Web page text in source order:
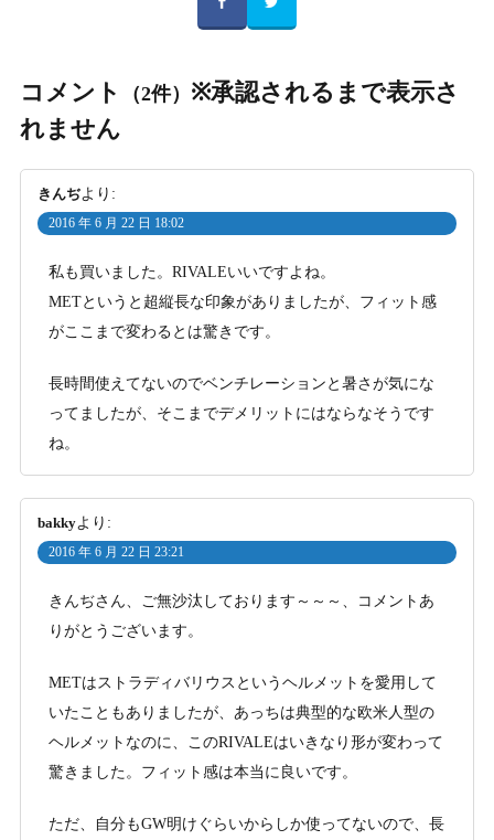
コメント （2件） ※承認されるまで表示さ
れません
きんぢより:
2016 年 6 月 22 日 18:02
私も買いました。RIVALEいいですよね。
METというと超縦長な印象がありましたが、フィット感
がここまで変わるとは驚きです。
長時間使えてないのでベンチレーションと暑さが気にな
ってましたが、そこまでデメリットにはならなそうです
ね。
bakkyより:
2016 年 6 月 22 日 23:21
きんぢさん、ご無沙汰しております～～～、コメントあ
りがとうございます。
METはストラディバリウスというヘルメットを愛用して
いたこともありましたが、あっちは典型的な欧米人型の
ヘルメットなのに、このRIVALEはいきなり形が変わって
驚きました。フィット感は本当に良いです。
ただ、自分もGW明けぐらいからしか使ってないので、長